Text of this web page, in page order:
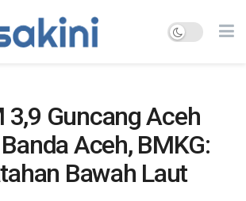
3,9 Guncang Aceh
Aceh, BMKG:
Bawah Laut